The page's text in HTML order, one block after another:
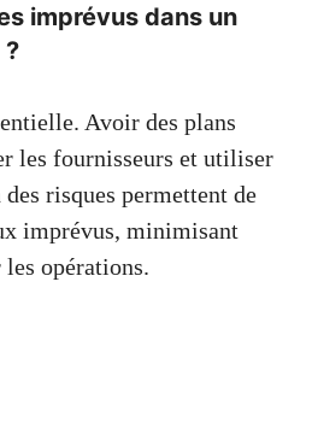
imprévus dans un
Avoir des plans
les fournisseurs et utiliser
risques permettent de
imprévus, minimisant
opérations.